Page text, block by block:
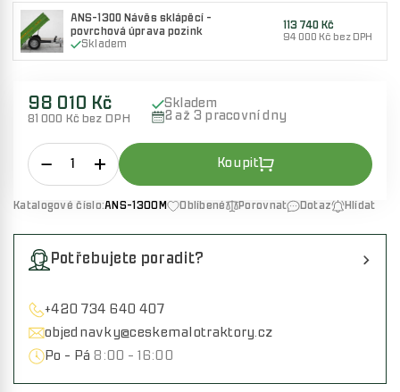
ANS-1300 Návěs sklápěcí -
povrchová úprava pozink
Skladem
113 740 Kč
94 000 Kč bez DPH
98 010 Kč
81 000 Kč bez DPH
Skladem
2 až 3 pracovní dny
Katalogové číslo:ANS-1300M Oblíbené Porovnat Dotaz Hlídat
Potřebujete poradit?
+420 734 640 407
objednavky@ceskemalotraktory.cz
Po - Pá 8:00 - 16:00